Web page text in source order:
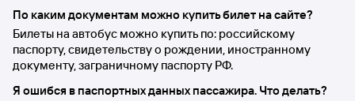
По каким документам можно купить билет на сайте?
Билеты на автобус можно купить по: российскому
паспорту, свидетельству о рождении, иностранному
документу, заграничному паспорту РФ.
Я ошибся в паспортных данных пассажира. Что делать?